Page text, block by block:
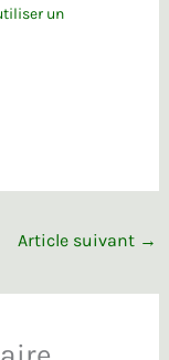
un
Article suivant →